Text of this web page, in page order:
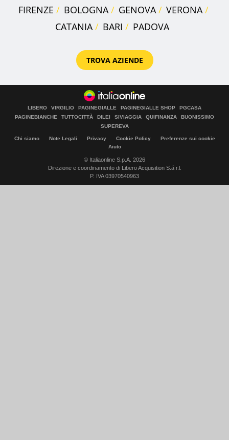
FIRENZE
BOLOGNA GENOVA
VERONA
CATANIA
BARI PADOVA
TROVA AZIENDE
LIBERO VIRGILIO PAGINEGIALLE PAGINEGIALLE SHOP
PGCASA
PAGINEBIANCHE
TUTTOCITTÀ DILEI SIVIAGGIA QUIFINANZA
BUONISSIMO
SUPEREVA
Chi siamo Note Legali Privacy Cookie Policy
Preferenze sui cookie
Aiuto
© Italiaonline S.p.A. 2026
Direzione e coordinamento di Libero Acquisition S.á r.l.
P. IVA 03970540963